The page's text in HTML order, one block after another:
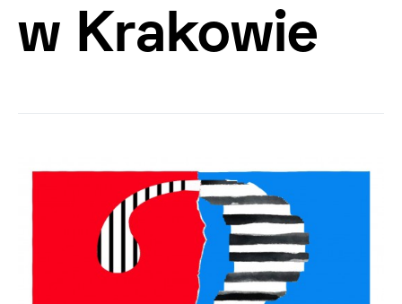
w Krakowie